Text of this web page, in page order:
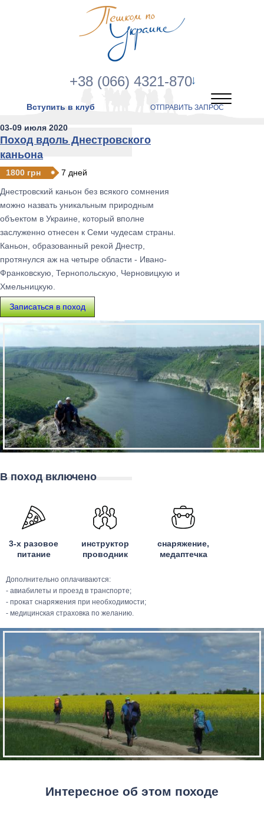
+38 (066) 4321-870
Вступить в клуб ОТПРАВИТЬ ЗАПРОС
03-09 июля 2020
Поход вдоль Днестровского
каньона
1800 грн
7 дней
Днестровский каньон без всякого сомнения
можно назвать уникальным природным
объектом в Украине, который вполне
заслуженно отнесен к Семи чудесам страны.
Каньон, образованный рекой Днестр,
протянулся аж на четыре области - Ивано-
Франковскую, Тернопольскую, Черновицкую и
Хмельницкую.
Записаться в поход
В поход включено
3-х разовое
питание
инструктор
проводник
снаряжение,
медаптечка
Дополнительно оплачиваются:
- авиабилеты и проезд в транспорте;
- прокат снаряжения при необходимости;
- медицинская страховка по желанию.
Интересное об этом походе